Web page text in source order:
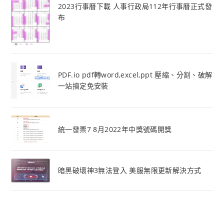
2023行事曆下載 人事行政局112年行事曆正式發
布
PDF.io pdf轉word,excel,ppt 壓縮、分割、破解
一站搞定免安裝
統一發票7 8月2022年中獎號碼開獎
暗黑破壞神3無法登入 美服無限更新解決方式